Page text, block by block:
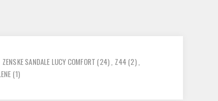
ZENSKE SANDALE LUCY COMFORT (24), Z44 (2),
(1)